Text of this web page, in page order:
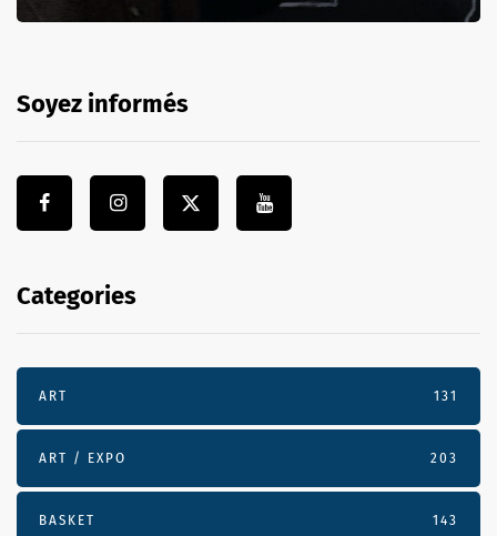
Soyez informés
Categories
ART 131
ART / EXPO 203
BASKET 143